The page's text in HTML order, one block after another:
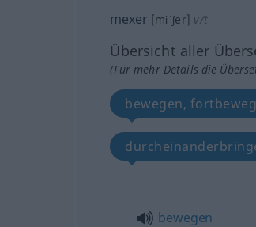
mexer [mɨˈʃer] v/t
Übersicht aller
(Für mehr Details die
bewegen,
bewegen